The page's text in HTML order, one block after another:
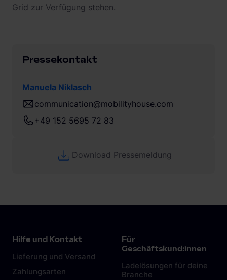
Grid zur Verfügung stehen.
Pressekontakt
Manuela Niklasch
communication@mobilityhouse.com
+49 152 5695 72 83
Download Pressemeldung
Hilfe und Kontakt
Lieferung und Versand
Zahlungsarten
Für
Geschäftskund:innen
Ladelösungen für deine
Branche